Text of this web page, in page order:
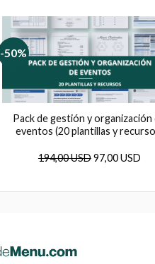
-50%
Pack de gestión y organización
eventos (20 plantillas y
194,00 USDEl
precio
97,00 USDEl